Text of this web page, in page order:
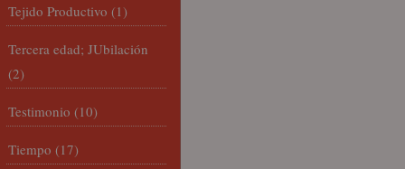
Tejido Productivo (1)
Tercera edad; JUbilación
(2)
Testimonio (10)
Tiempo (17)